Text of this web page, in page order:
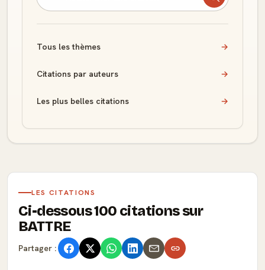
Tous les thèmes →
Citations par auteurs →
Les plus belles citations →
LES CITATIONS
Ci-dessous 100 citations sur
BATTRE
Partager :